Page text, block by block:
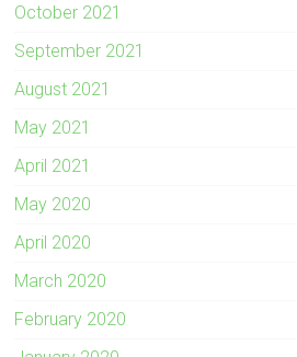
October 2021
September 2021
August 2021
May 2021
April 2021
May 2020
April 2020
March 2020
February 2020